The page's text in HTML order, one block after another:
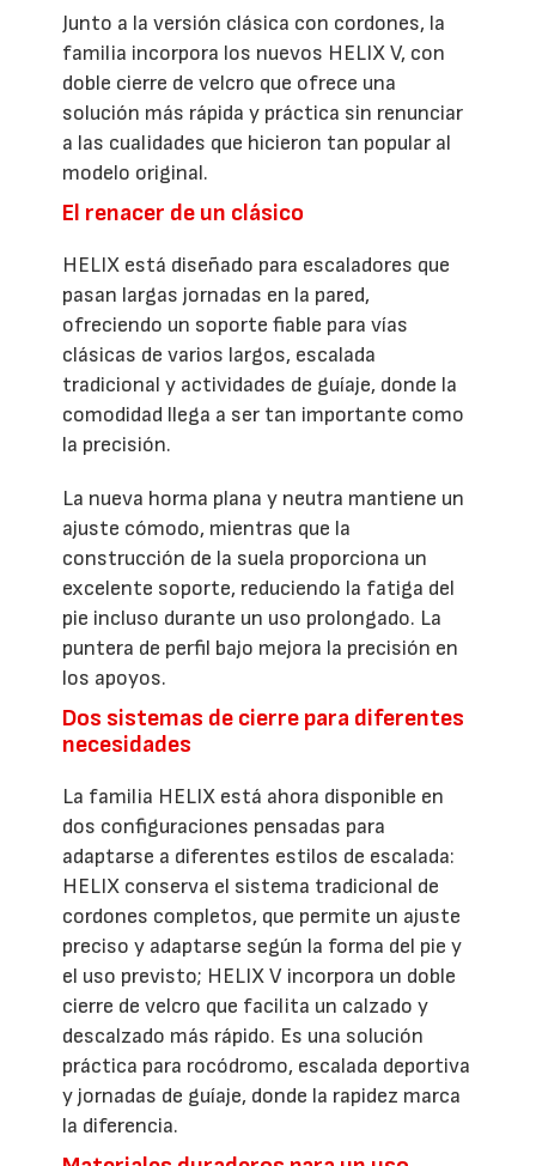
Junto a la versión clásica con cordones, la
familia incorpora los nuevos HELIX V, con
doble cierre de velcro que ofrece una
solución más rápida y práctica sin renunciar
a las cualidades que hicieron tan popular al
modelo original.
El renacer de un clásico
HELIX está diseñado para escaladores que
pasan largas jornadas en la pared,
ofreciendo un soporte fiable para vías
clásicas de varios largos, escalada
tradicional y actividades de guíaje, donde la
comodidad llega a ser tan importante como
la precisión.
La nueva horma plana y neutra mantiene un
ajuste cómodo, mientras que la
construcción de la suela proporciona un
excelente soporte, reduciendo la fatiga del
pie incluso durante un uso prolongado. La
puntera de perfil bajo mejora la precisión en
los apoyos.
Dos sistemas de cierre para diferentes
necesidades
La familia HELIX está ahora disponible en
dos configuraciones pensadas para
adaptarse a diferentes estilos de escalada:
HELIX conserva el sistema tradicional de
cordones completos, que permite un ajuste
preciso y adaptarse según la forma del pie y
el uso previsto; HELIX V incorpora un doble
cierre de velcro que facilita un calzado y
descalzado más rápido. Es una solución
práctica para rocódromo, escalada deportiva
y jornadas de guíaje, donde la rapidez marca
la diferencia.